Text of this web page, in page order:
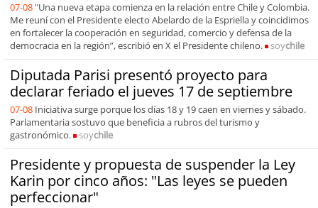
07-08 "Una nueva etapa comienza en la relación entre Chile y Colombia.
Me reuní con el Presidente electo Abelardo de la Espriella y coincidimos
en fortalecer la cooperación en seguridad, comercio y defensa de la
democracia en la región”, escribió en X el Presidente chileno.
soychile
Diputada Parisi presentó proyecto para
declarar feriado el jueves 17 de septiembre
07-08 Iniciativa surge porque los días 18 y 19 caen en viernes y sábado.
Parlamentaria sostuvo que beneficia a rubros del turismo y
gastronómico.
soychile
Presidente y propuesta de suspender la Ley
Karin por cinco años: "Las leyes se pueden
perfeccionar"